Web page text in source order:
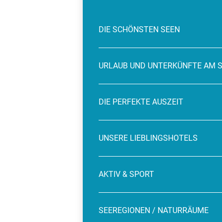
DIE SCHÖNSTEN SEEN
URLAUB UND UNTERKÜNFTE AM
DIE PERFEKTE AUSZEIT
UNSERE LIEBLINGSHOTELS
AKTIV & SPORT
SEEREGIONEN / NATURRÄUME